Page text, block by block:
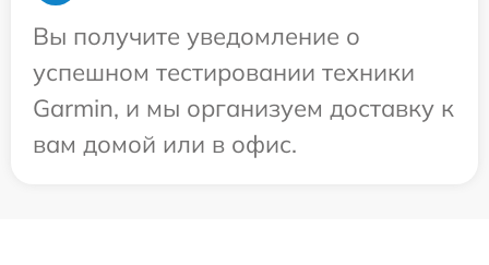
Вы получите уведомление о
успешном тестировании техники
Garmin, и мы организуем доставку к
вам домой или в офис.